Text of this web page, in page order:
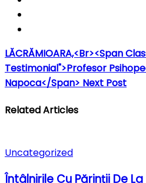
LĂCRĂMIOARA,<br><span
Testimonial">profesor
Napoca</span> Next Post
Related Articles
Uncategorized
Întâlnirile Cu Părinții De